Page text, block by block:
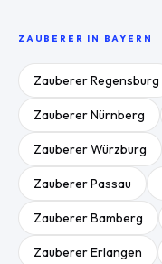
ZAUBERER IN BAYERN
ZaubererRegensburg
ZaubererNürnberg
ZaubererWürzburg
ZaubererPassau
ZaubererBamberg
ZaubererErlangen